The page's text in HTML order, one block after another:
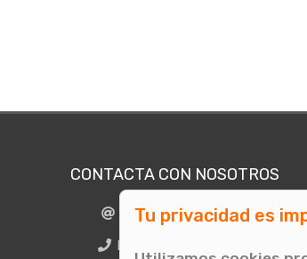
CONTACTA CON NOSOTROS
info@comunicae.com
BCN + 34 931 702 774
Tu privacidad es